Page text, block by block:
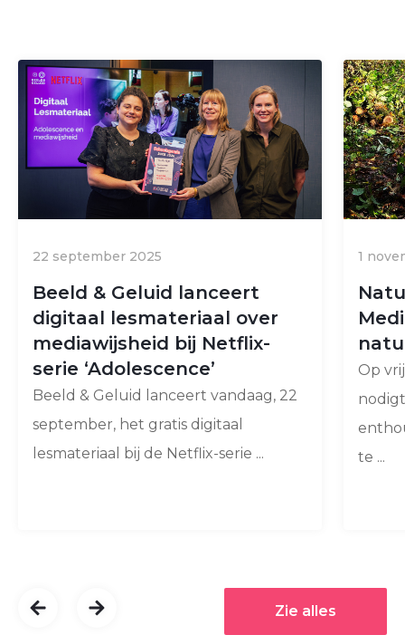
22 september 2025
Beeld & Geluid lanceert
digitaal lesmateriaal over
mediawijsheid bij Netflix-
serie ‘Adolescence’
Beeld & Geluid lanceert vandaag, 22
september, het gratis digitaal
lesmateriaal bij de Netflix-serie ...
1
Op
te ...
Zie alles